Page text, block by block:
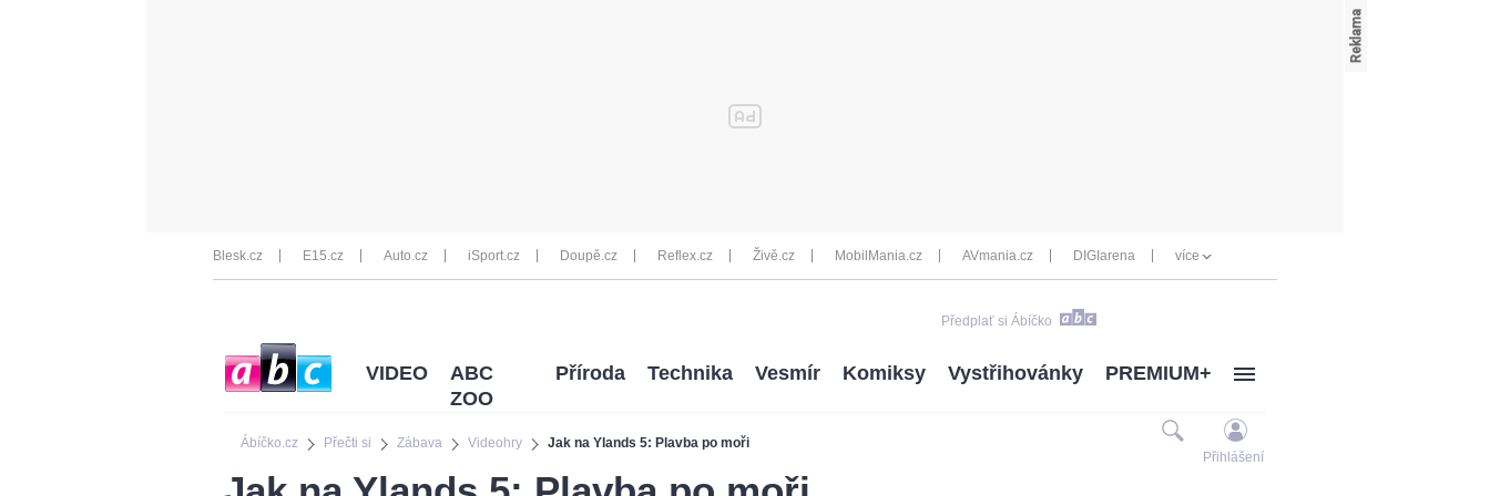
Blesk.cz E15.cz Auto.cz iSport.cz Doupě.cz Reflex.cz Živě.cz MobilMania.cz AVmania.cz DIGIarena více
Předplať si Ábíčko
Ábíčko.cz Přečti si Zábava Videohry Jak na Ylands 5: Plavba po moři
VIDEO
ABC
ZOO
Příroda Technika Vesmír Komiksy Vystřihovánky PREMIUM+
Přihlášení